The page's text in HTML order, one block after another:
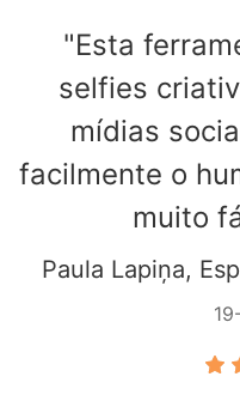
"Esta
selfies
mídias
facilmente o
muito
Paula Lapiņa,